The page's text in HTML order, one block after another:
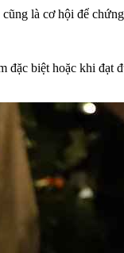
là cơ hội để
biệt hoặc khi